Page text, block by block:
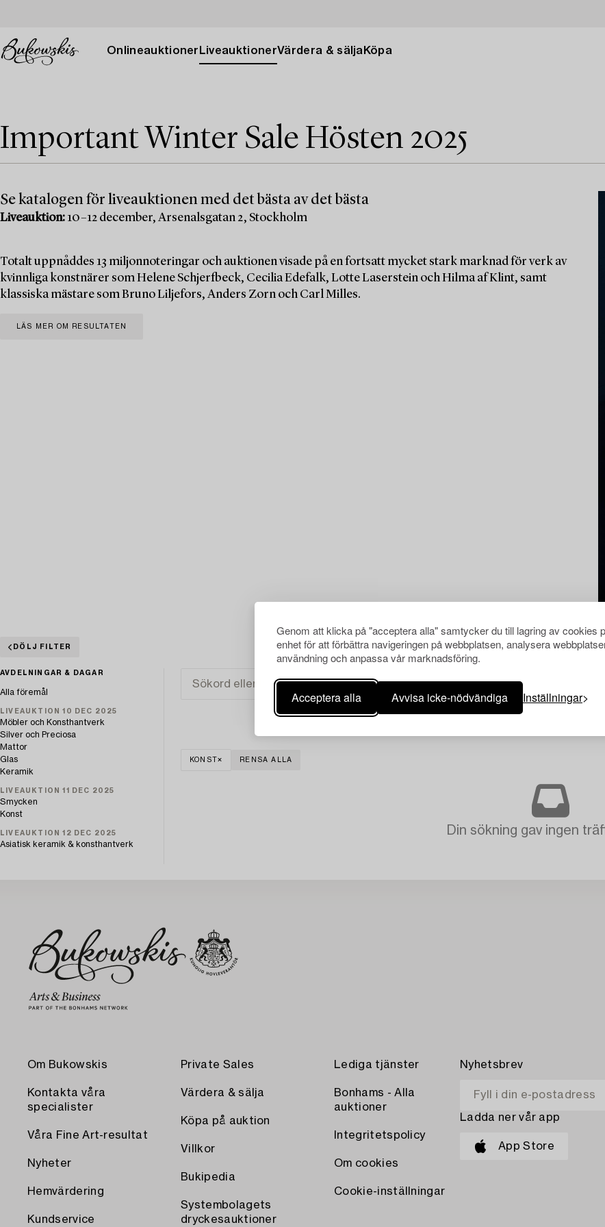
Genom att klicka på "acceptera alla" samtycker du till lagring av cookies
enhet för att förbättra navigeringen på webbplatsen, analysera
användning och anpassa vår marknadsföring.
Acceptera alla Avvisa icke-nödvändiga Inställningar
Onlineauktioner LiveauktionerVärdera & sälja Köpa
Important Winter Sale Hösten 2025
Se katalogen för liveauktionen med det bästa av det bästa
Liveauktion: 10–12 december, Arsenalsgatan 2, Stockholm
Totalt uppnåddes 13 miljonnoteringar och auktionen visade på en fortsatt mycket stark marknad för verk av
kvinnliga konstnärer som Helene Schjerfbeck, Cecilia Edefalk, Lotte Laserstein och Hilma af Klint, samt
klassiska mästare som Bruno Liljefors, Anders Zorn och Carl Milles.
LÄS MER OM RESULTATEN
DÖLJ FILTER
AVDELNINGAR & DAGAR
Alla föremål
LIVEAUKTION 10 DEC 2025
Möbler och Konsthantverk
Silver och Preciosa
Mattor
Glas
Keramik
LIVEAUKTION 11 DEC 2025
Smycken
Konst
LIVEAUKTION 12 DEC 2025
Asiatisk keramik & konsthantverk
KONST RENSA ALLA
Din sökning gav ingen
Om Bukowskis
Kontakta våra
specialister
Våra Fine Art-resultat
Nyheter
Hemvärdering
Kundservice
Private Sales
Värdera & sälja
Köpa på auktion
Villkor
Bukipedia
Systembolagets
dryckesauktioner
Lediga tjänster
Bonhams - Alla
auktioner
Integritetspolicy
Om cookies
Cookie-inställningar
Nyhetsbrev
Ladda ner vår app
App Store